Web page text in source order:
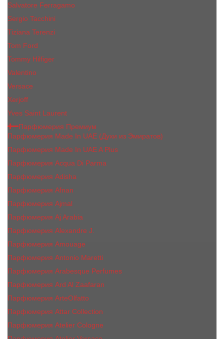
Salvatore Ferragamo
Sergio Tacchini
Tiziana Terenzi
Tom Ford
Tommy Hilfiger
Valentino
Versace
Xerjoff
Yves Saint Laurent
Парфюмерия Премиум
Парфюмерия Made In UAE (Духи из Эмиратов)
Парфюмерия Made In UAE A Plus
Парфюмерия Acqua Di Parma
Парфюмерия Adisha
Парфюмерия Afnan
Парфюмерия Ajmal
Парфюмерия Aj Arabia
Парфюмерия Alexandre J.
Парфюмерия Amouage
Парфюмерия Antonio Maretti
Парфюмерия Arabesque Perfumes
Парфюмерия Ard Al Zaafaran
Парфюмерия ArteOlfatto
Парфюмерия Attar Collection
Парфюмерия Atelier Cologne